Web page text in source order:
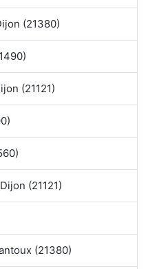
(21380)
(21121)
(21121)
(21380)